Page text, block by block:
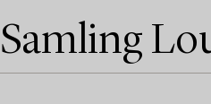
Samling